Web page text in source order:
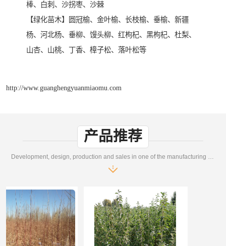
棒、白刺、沙拐枣、沙棘
【绿化苗木】圆冠榆、金叶榆、长枝榆、垂榆、新疆
杨、河北杨、垂柳、馒头柳、红枸杞、黑枸杞、杜梨、
山杏、山桃、丁香、樟子松、落叶松等
http://www.guanghengyuanmiaomu.com
产品推荐